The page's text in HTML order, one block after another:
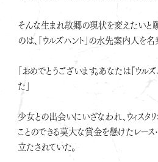
そんな生まれ故郷の現状を変えたいと
のは、「ウルズハント」の水先案内人を名
「おめでとうございます。あなたは『ウル
た」
少女との出会いにいざなわれ、ウィスタ
ことのできる莫大な賞金を懸けたレー
立たされていた。